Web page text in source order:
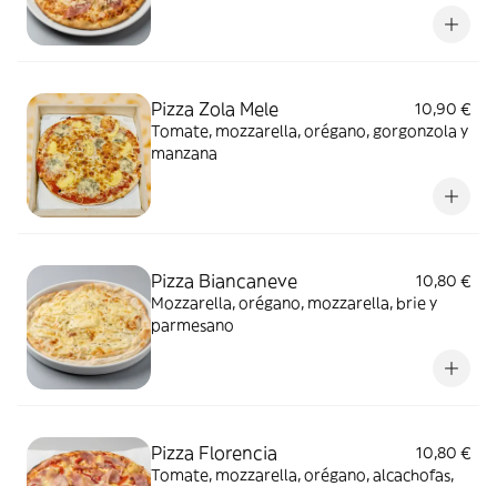
Pizza Zola Mele
10,90 €
Tomate, mozzarella, orégano, gorgonzola y
manzana
Pizza Biancaneve
10,80 €
Mozzarella, orégano, mozzarella, brie y
parmesano
Pizza Florencia
10,80 €
Tomate, mozzarella, orégano, alcachofas,